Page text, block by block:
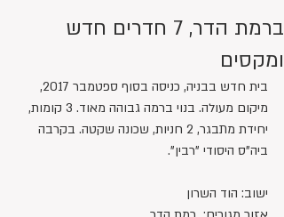
ברמת הדר, 7 חדרים חדש
ומקסים
בית חדש בבניה, כניסה בסוף ספטמבר 2017,
מיקום מעולה. בנוי ברמה גבוהה מאוד. 3 קומות,
יחידת מתבגר, 2 חניות, שכונה שקטה. בקרבה
ביה"ס היסודי "רבין".
ישוב: הוד השרון